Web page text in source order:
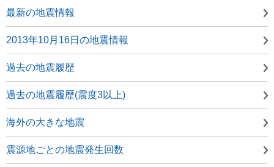
最新の地震情報
2013年10月16日の地震情報
過去の地震履歴
過去の地震履歴(震度3以上)
海外の大きな地震
震源地ごとの地震発生回数